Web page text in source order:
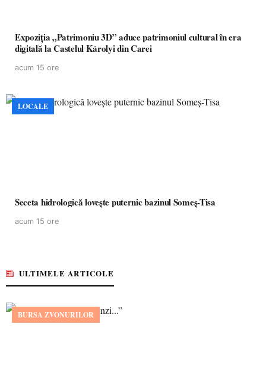
Expoziția „Patrimoniu 3D” aduce patrimoniul cultural în era
digitală la Castelul Károlyi din Carei
acum 15 ore
LOCALE
Seceta hidrologică lovește puternic bazinul Someș-Tisa
acum 15 ore
ULTIMELE ARTICOLE
BURSA ZVONURILOR